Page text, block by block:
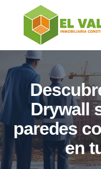
Drywall
paredes
en